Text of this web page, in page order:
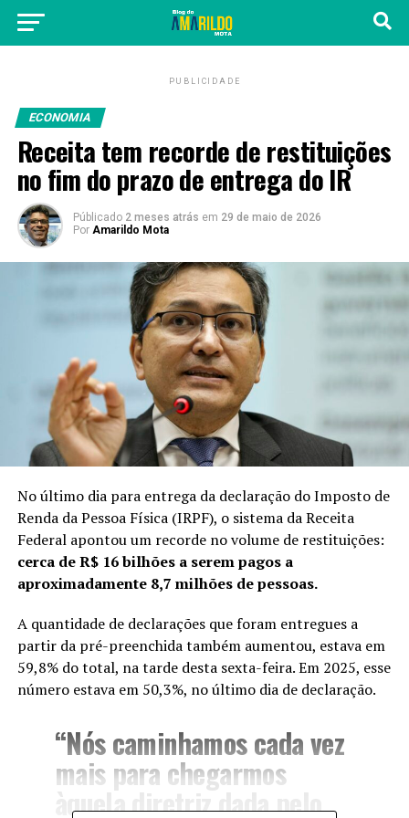
PUBLICIDADE
ECONOMIA
Receita tem recorde de restituições
no fim do prazo de entrega do IR
Públicado 2 meses atrás em 29 de maio de 2026
Por Amarildo Mota
No último dia para entrega da declaração do Imposto de
Renda da Pessoa Física (IRPF), o sistema da Receita
Federal apontou um recorde no volume de restituições:
cerca de R$ 16 bilhões a serem pagos a
aproximadamente 8,7 milhões de pessoas.
A quantidade de declarações que foram entregues a
partir da pré-preenchida também aumentou, estava em
59,8% do total, na tarde desta sexta-feira. Em 2025, esse
número estava em 50,3%, no último dia de declaração.
“Nós caminhamos cada vez
mais para chegarmos
àquela diretriz dada pelo